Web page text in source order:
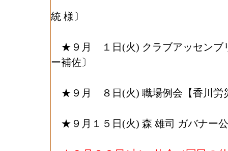
統 様〕
★９月 １日(火) クラブアッセンブ
ー補佐〕
★９月 ８日(火) 職場例会【香川労
★９月１５日(火) 森 雄司 ガバナー